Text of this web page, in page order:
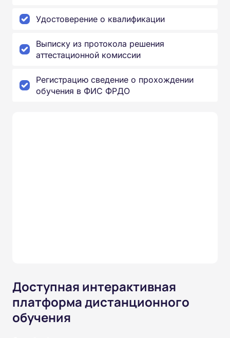
Удостоверение о квалификации
Выписку из протокола решения
аттестационной комиссии
Регистрацию сведение о прохождении
обучения в ФИС ФРДО
Доступная интерактивная
платформа дистанционного
обучения